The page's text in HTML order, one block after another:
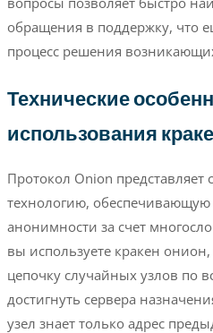
обращения в поддержку, что
процесс решения
Технические
использования
Протокол Onion
технологию,
анонимности за счет
вы используете кракен
цепочку случайных узлов по
достигнуть сервера
узел знает только адрес